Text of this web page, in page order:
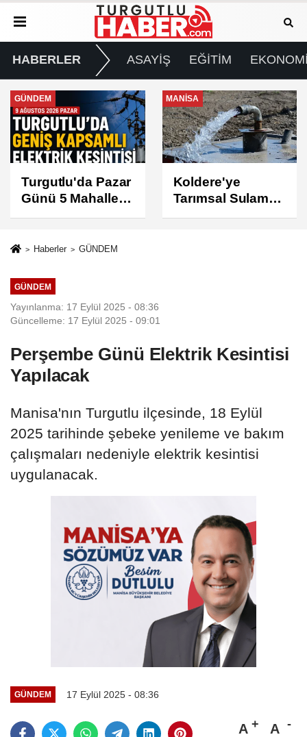
HABERLER ASAYİŞ EĞİTİM
MANİSA
Koldere'ye
Tarımsal Sulama
Desteği
GÜNDEM
Manisa'da 1.200
Kınalı Keklik
Doğaya Salındı
Haberler GÜNDEM
GÜNDEM
Yayınlanma: 17 Eylül 2025 - 08:36
Güncelleme: 17 Eylül 2025 - 09:01
Perşembe Günü Elektrik Kesintisi
Yapılacak
Manisa'nın Turgutlu ilçesinde, 18 Eylül
2025 tarihinde şebeke yenileme ve bakım
çalışmaları nedeniyle elektrik kesintisi
uygulanacak.
GÜNDEM 17 Eylül 2025 - 08:36
A A